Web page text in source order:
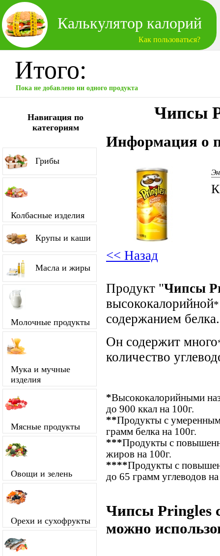
Калькулятор калорий
Как пользоваться?
Итого:
Пока не добавлено ни одного продукта
Навигация по
категориям
Грибы
Колбасные изделия
Крупы и каши
Масла и жиры
Молочные продукты
Мука и мучные
изделия
Мясные продукты
Овощи и зелень
Орехи и сухофрукты
Чипсы
Информация о
<< Назад
Продукт "Чипсы
высококалорийной*
содержанием белка.
Он содержит много
количество
*Высококалорийными
до 900 ккал на 100г.
**Продукты с
грамм белка на 100г.
***Продукты с
жиров на 100г.
****Продукты с
до 65 грамм углеводов
Чипсы Pringles
можно